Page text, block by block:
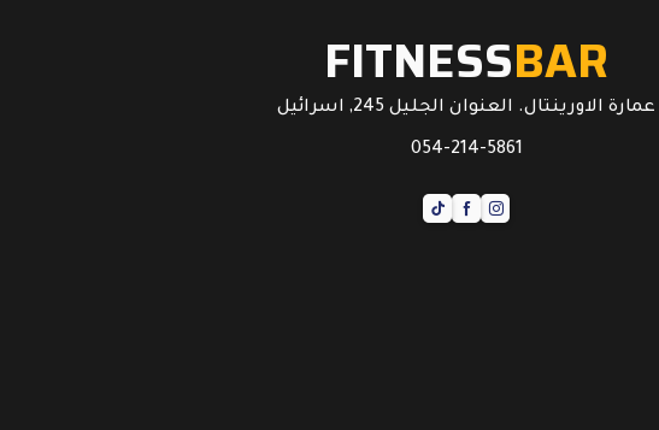
FITNESSBAR
عمارة الاورينتال. العنوان الجليل 245, اسرائيل
054-214-5861